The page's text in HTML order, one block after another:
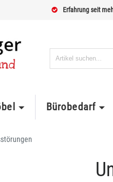
Erfahrung seit
Bürobedarf